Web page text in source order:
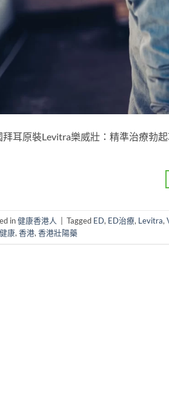
拜耳原裝Levitra樂威壯：精準治療勃
in健康香港人 Tagged ED, ED治療, Levitra,
康, 香港, 香港壯陽藥